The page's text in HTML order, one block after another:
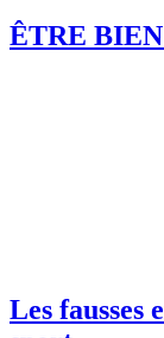
ÊTRE
Les fausses